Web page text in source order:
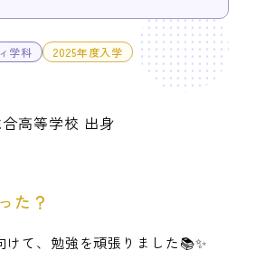
学科 2025年度入学
高等学校 出身
た？
けて、勉強を頑張りました📚✨